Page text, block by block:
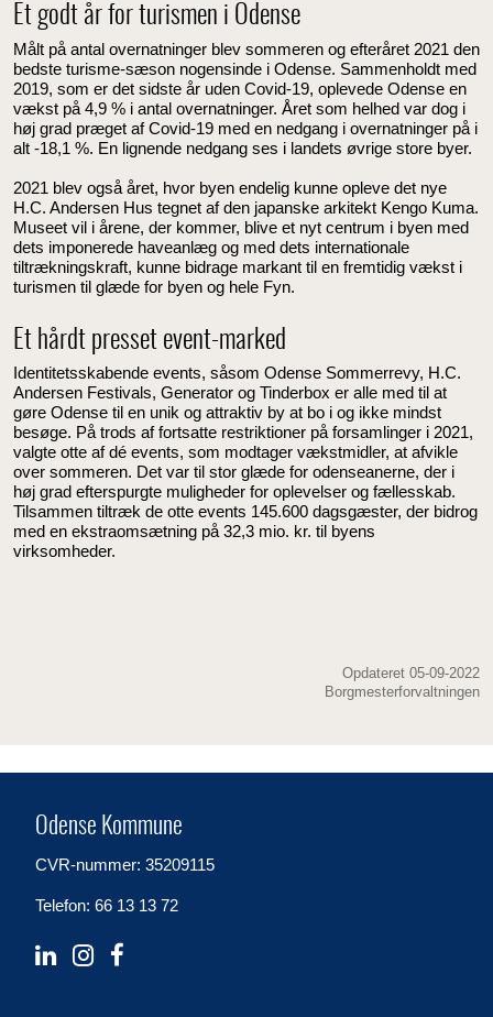
Et godt år for turismen i Odense
Målt på antal overnatninger blev sommeren og efteråret 2021 den
bedste turisme-sæson nogensinde i Odense. Sammenholdt med
2019, som er det sidste år uden Covid-19, oplevede Odense en
vækst på 4,9 % i antal overnatninger. Året som helhed var dog i
høj grad præget af Covid-19 med en nedgang i overnatninger på i
alt -18,1 %. En lignende nedgang ses i landets øvrige store byer.
2021 blev også året, hvor byen endelig kunne opleve det nye
H.C. Andersen Hus tegnet af den japanske arkitekt Kengo Kuma.
Museet vil i årene, der kommer, blive et nyt centrum i byen med
dets imponerede haveanlæg og med dets internationale
tiltrækningskraft, kunne bidrage markant til en fremtidig vækst i
turismen til glæde for byen og hele Fyn.
Et hårdt presset event-marked
Identitetsskabende events, såsom Odense Sommerrevy, H.C.
Andersen Festivals, Generator og Tinderbox er alle med til at
gøre Odense til en unik og attraktiv by at bo i og ikke mindst
besøge. På trods af fortsatte restriktioner på forsamlinger i 2021,
valgte otte af dé events, som modtager vækstmidler, at afvikle
over sommeren. Det var til stor glæde for odenseanerne, der i
høj grad efterspurgte muligheder for oplevelser og fællesskab.
Tilsammen tiltræk de otte events 145.600 dagsgæster, der bidrog
med en ekstraomsætning på 32,3 mio. kr. til byens
virksomheder.
Opdateret 05-09-2022
Borgmesterforvaltningen
Odense Kommune
CVR-nummer: 35209115
Telefon: 66 13 13 72